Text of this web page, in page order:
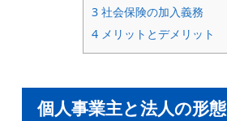
3 社会保険の加入義務
4 メリットとデメリット
個人事業主と法人の形態